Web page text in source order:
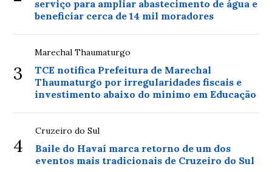
serviço para ampliar abastecimento de água e
beneficiar cerca de 14 mil moradores
3
Marechal Thaumaturgo
TCE notifica Prefeitura de Marechal
Thaumaturgo por irregularidades fiscais e
investimento abaixo do mínimo em Educação
4
Cruzeiro do Sul
Baile do Havaí marca retorno de um dos
eventos mais tradicionais de Cruzeiro do Sul